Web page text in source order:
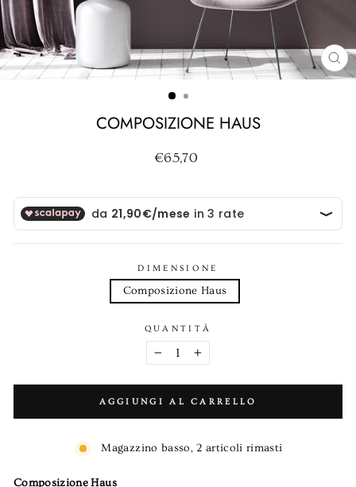
COMPOSIZIONE HAUS
Prezzo
di
€65,70
DIMENSIONE
Composizione Haus
QUANTITÀ
+
AGGIUNGI AL CARRELLO
Magazzino basso, 2 articoli rimasti
Composizione Haus